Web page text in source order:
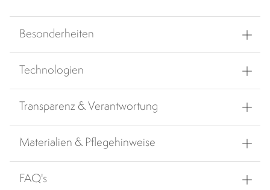
Besonderheiten
Technologien
Transparenz & Verantwortung
Materialien & Pflegehinweise
FAQ's